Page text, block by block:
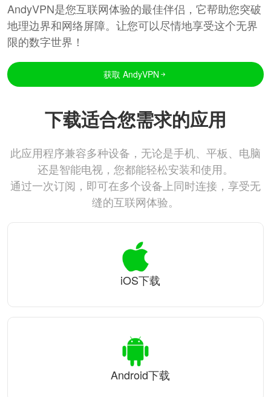
AndyVPN是您互联网体验的最佳伴侣，它帮助您突破
地理边界和网络屏障。让您可以尽情地享受这个无界
限的数字世界！
获取 AndyVPN
下载适合您需求的应用
此应用程序兼容多种设备，无论是手机、平板、电脑
还是智能电视，您都能轻松安装和使用。
通过一次订阅，即可在多个设备上同时连接，享受无
缝的互联网体验。
iOS下载
Android下载